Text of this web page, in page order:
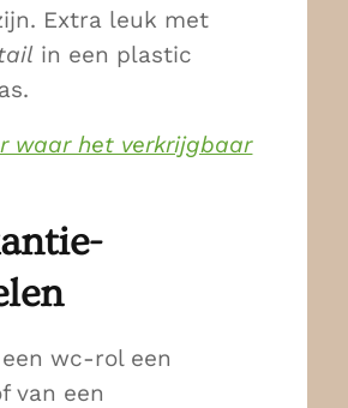
Extra leuk met
in een plastic
waar het verkrijgbaar
wc-rol een
van een